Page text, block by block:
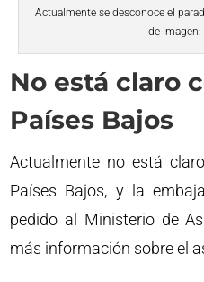
Actualmente se desconoce el
de
No está claro
Países Bajos
Actualmente no está
Países Bajos, y la
pedido al Ministerio de
más información sobre el